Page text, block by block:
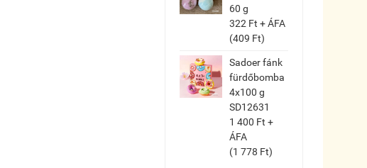
60 g
322 Ft + ÁFA
(409 Ft)
Sadoer fánk
fürdőbomba
4x100 g
SD12631
1 400 Ft +
ÁFA
(1 778 Ft)